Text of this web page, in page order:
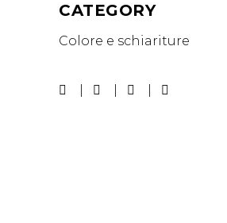
CATEGORY
Colore e schiariture